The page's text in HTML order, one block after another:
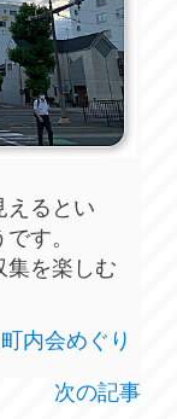
えるとい
す。
集を楽しむ
内会めぐり
次の記事